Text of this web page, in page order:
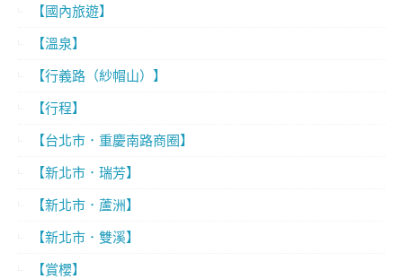
【國內旅遊】
【溫泉】
【行義路（紗帽山）】
【行程】
【台北市．重慶南路商圈】
【新北市．瑞芳】
【新北市．蘆洲】
【新北市．雙溪】
【賞櫻】